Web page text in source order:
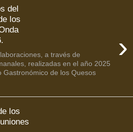
del
los
›
a través de
realizadas en el año 2025
Gastronómico de los Quesos
los